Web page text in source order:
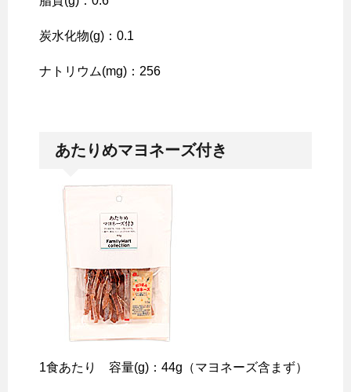
炭水化物(g)：0.1
ナトリウム(mg)：256
あたりめマヨネーズ付き
1食あたり 容量(g)：44g（マヨネーズ含まず）